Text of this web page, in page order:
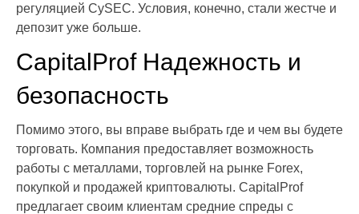
регуляцией CySEC. Условия, конечно, стали жестче и
депозит уже больше.
CapitalProf Надежность и
безопасность
Помимо этого, вы вправе выбрать где и чем вы будете
торговать. Компания предоставляет возможность
работы с металлами, торговлей на рынке Forex,
покупкой и продажей криптовалюты. CapitalProf
предлагает своим клиентам средние спреды с